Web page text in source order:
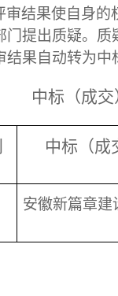
审结果使自身
提出质疑。
果自动转为中
中标（成
中标（成
安徽新篇章建